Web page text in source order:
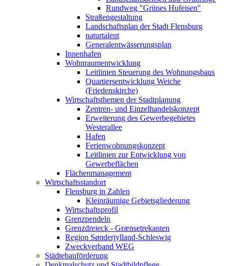
Rundweg "Grünes Hufeisen"
Straßengestaltung
Landschaftsplan der Stadt Flensburg
naturtalent
Generalentwässerungsplan
Innenhafen
Wohnraumentwicklung
Leitlinien Steuerung des Wohnungsbaus
Quartiersentwicklung Weiche
(Friedenskirche)
Wirtschaftsthemen der Stadtplanung
Zentren- und Einzelhandelskonzept
Erweiterung des Gewerbegebietes
Westerallee
Hafen
Ferienwohnungskonzept
Leitlinien zur Entwicklung von
Gewerbeflächen
Flächenmanagement
Wirtschaftsstandort
Flensburg in Zahlen
Kleinräumige Gebietsgliederung
Wirtschaftsprofil
Grenzpendeln
Grenzdreieck - Grænsetrekanten
Region Sønderjylland-Schleswig
Zweckverband WEG
Städtebauförderung